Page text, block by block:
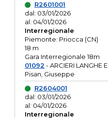
R2601001
dal: 03/01/2026
al: 04/01/2026
Interregionale
Piemonte: Priocca (CN)
18 m
Gara Interregionale 18m
01092 - ARCIERI LANGHE
Pisan, Giuseppe
R2604001
dal: 03/01/2026
al: 04/01/2026
Interregionale